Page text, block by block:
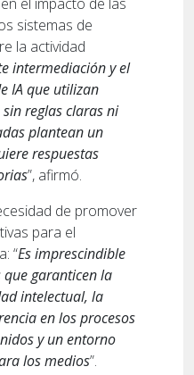
sistemas de
la actividad
intermediación y el
IA que utilizan
reglas claras ni
plantean un
respuestas
”, afirmó.
de promover
para el
“Es imprescindible
garanticen la
intelectual, la
en los procesos
y un entorno
los medios”.